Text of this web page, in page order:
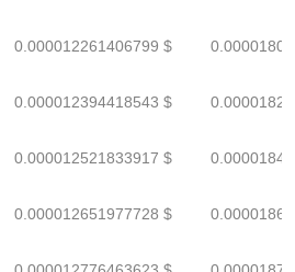
0.000012261406799 $
0.000012394418543 $
0.000012521833917 $
0.000012651977728 $